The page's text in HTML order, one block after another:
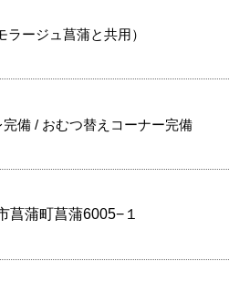
ージュ菖蒲と共用）
備 / おむつ替えコーナー完備
菖蒲町菖蒲6005−１